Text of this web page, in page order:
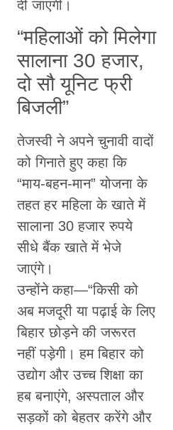
दी जाएगी।
“महिलाओं को मिलेगा
सालाना 30 हजार,
दो सौ यूनिट फ्री
बिजली”
तेजस्वी ने अपने चुनावी वादों
को गिनाते हुए कहा कि
“माय-बहन-मान” योजना के
तहत हर महिला के खाते में
सालाना 30 हजार रुपये
सीधे बैंक खाते में भेजे
जाएंगे।
उन्होंने कहा—“किसी को
अब मजदूरी या पढ़ाई के लिए
बिहार छोड़ने की जरूरत
नहीं पड़ेगी। हम बिहार को
उद्योग और उच्च शिक्षा का
हब बनाएंगे, अस्पताल और
सड़कों को बेहतर करेंगे और